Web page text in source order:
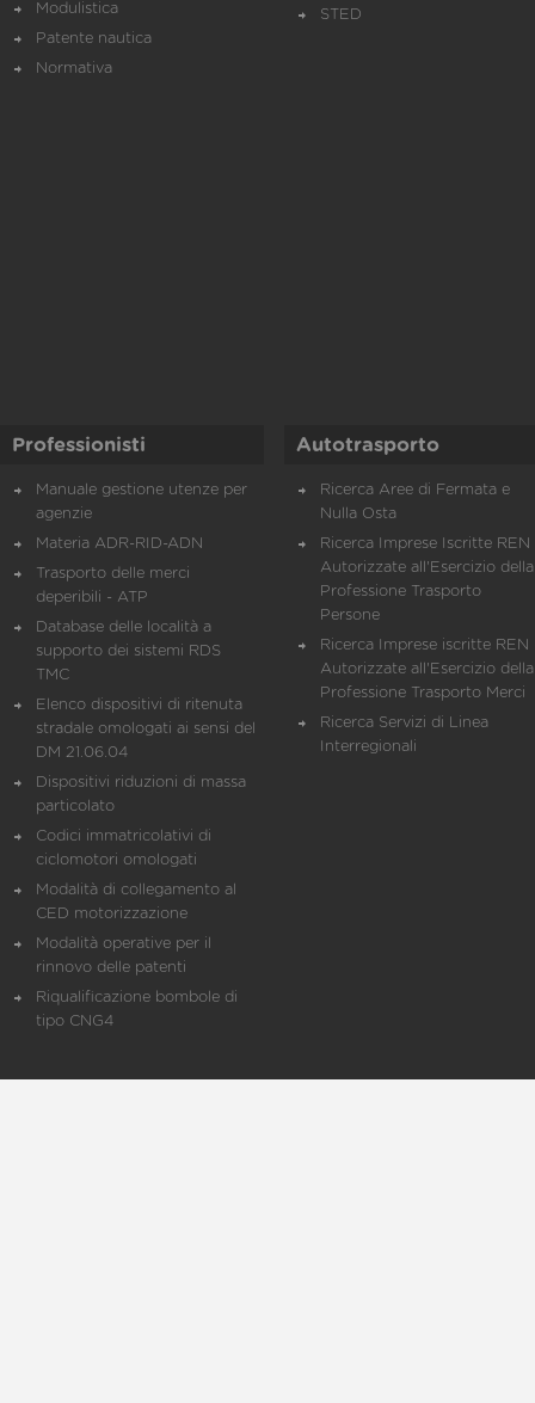
Modulistica
Patente nautica
Normativa
STED
Professionisti
Manuale gestione utenze per
agenzie
Materia ADR-RID-ADN
Trasporto delle merci
deperibili - ATP
Database delle località a
supporto dei sistemi RDS
TMC
Elenco dispositivi di ritenuta
stradale omologati ai sensi del
DM 21.06.04
Dispositivi riduzioni di massa
particolato
Codici immatricolativi di
ciclomotori omologati
Modalità di collegamento al
CED motorizzazione
Modalità operative per il
rinnovo delle patenti
Riqualificazione bombole di
tipo CNG4
Autotrasporto
Ricerca Aree di Fermata e
Nulla Osta
Ricerca Imprese Iscritte REN
Autorizzate all'Esercizio della
Professione Trasporto
Persone
Ricerca Imprese iscritte REN
Autorizzate all'Esercizio della
Professione Trasporto Merci
Ricerca Servizi di Linea
Interregionali